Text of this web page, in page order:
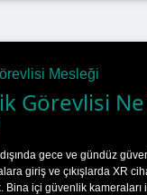
Mesleği
Görevlisi
gece ve gündüz
giriş ve çıkışlarda XR
Bina içi güvenlik kameraları